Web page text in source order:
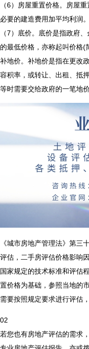
（6）房屋重置价格。房屋
必要的建造费用加平均利润。
（7）底价。底价是指政府
的最低价格，亦称起叫价格(
补地价。补地价是指在更改
容积率，或转让、出租、抵
等时需要交给政府的一笔地价
《城市房地产管理法》第三
评估， 二手房评估价格影响
国家规定的技术标准和评估
置价格为基础，参照当地的
需要按照规定要求进行评估
02
若您也有房地产评估的需求